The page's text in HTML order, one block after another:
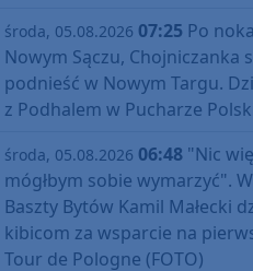
środa, 05.08.2026 07:25 Po
Nowym Sączu, Chojniczanka
podnieść w Nowym Targu.
z Podhalem w Pucharze
środa, 05.08.2026 06:48 "Nic
mógłbym sobie wymarzyć".
Baszty Bytów Kamil Małecki
kibicom za wsparcie na
Tour de Pologne (FOTO)